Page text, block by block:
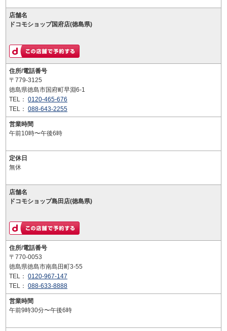
店舗名
ドコモショップ国府店(徳島県)
住所/電話番号
〒779-3125
徳島県徳島市国府町早淵6-1
TEL： 0120-465-676
TEL： 088-643-2255
営業時間
午前10時〜午後6時
定休日
無休
店舗名
ドコモショップ島田店(徳島県)
住所/電話番号
〒770-0053
徳島県徳島市南島田町3-55
TEL： 0120-967-147
TEL： 088-633-8888
営業時間
午前9時30分〜午後6時